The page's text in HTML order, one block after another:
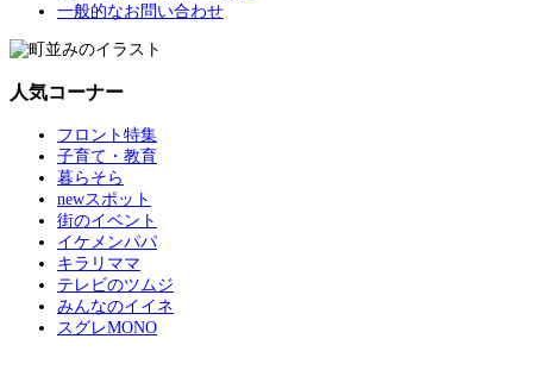
一般的なお問い合わせ
人気コーナー
フロント特集
子育て・教育
暮らそら
newスポット
街のイベント
イケメンパパ
キラリママ
テレビのツムジ
みんなのイイネ
スグレMONO